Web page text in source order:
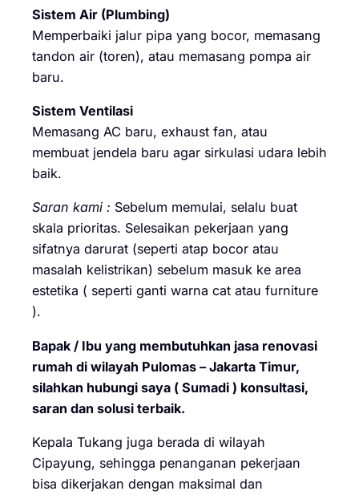
Sistem Air (Plumbing)
Memperbaiki jalur pipa yang bocor, memasang
tandon air (toren), atau memasang pompa air
baru.
Sistem Ventilasi
Memasang AC baru, exhaust fan, atau
membuat jendela baru agar sirkulasi udara lebih
baik.
Saran kami : Sebelum memulai, selalu buat
skala prioritas. Selesaikan pekerjaan yang
sifatnya darurat (seperti atap bocor atau
masalah kelistrikan) sebelum masuk ke area
estetika ( seperti ganti warna cat atau furniture
).
Bapak / Ibu yang membutuhkan jasa renovasi
rumah di wilayah Pulomas – Jakarta Timur,
silahkan hubungi saya ( Sumadi ) konsultasi,
saran dan solusi terbaik.
Kepala Tukang juga berada di wilayah
Cipayung, sehingga penanganan pekerjaan
bisa dikerjakan dengan maksimal dan